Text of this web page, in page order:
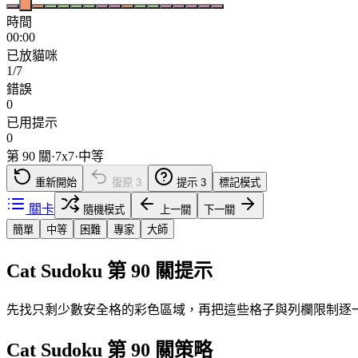
時間
00:00
已放貓咪
1/7
錯誤
0
已用提示
0
第 90 關·7x7·中等
重新開始 復原 3 提示 3 標記模式
關卡 隨機模式 上一關
下一關
簡單
中等 困難 專家 大師
Cat Sudoku 第 90 關提示
先找只剩少數安全格的彩色區域，再把這些格子與列欄限制逐
Cat Sudoku 第 90 關策略